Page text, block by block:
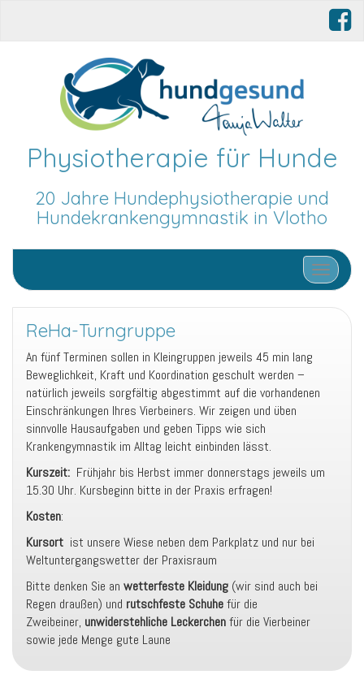
Physiotherapie für Hunde
20 Jahre Hundephysiotherapie und
Hundekrankengymnastik in Vlotho
Schalte
ReHa-Turngruppe
An fünf Terminen sollen in Kleingruppen jeweils 45 min lang
Beweglichkeit, Kraft und Koordination geschult werden –
natürlich jeweils sorgfältig abgestimmt auf die vorhandenen
Einschränkungen Ihres Vierbeiners. Wir zeigen und üben
sinnvolle Hausaufgaben und geben Tipps wie sich
Krankengymnastik im Alltag leicht einbinden lässt.
Kurszeit: Frühjahr bis Herbst immer donnerstags jeweils um
15.30 Uhr. Kursbeginn bitte in der Praxis erfragen!
Kosten:
Kursort ist unsere Wiese neben dem Parkplatz und nur bei
Weltuntergangswetter der Praxisraum
Bitte denken Sie an wetterfeste Kleidung (wir sind auch bei
Regen draußen) und rutschfeste Schuhefür die
Zweibeiner, unwiderstehliche Leckerchenfür die Vierbeiner
sowie jede Menge gute Laune